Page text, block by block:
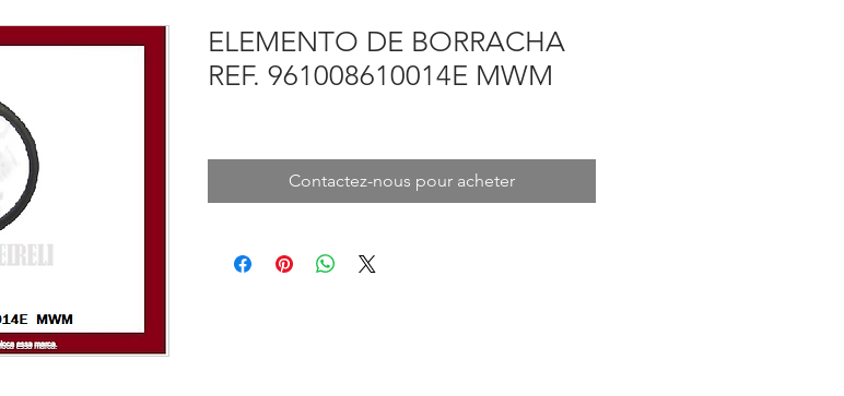
ELEMENTO DE BORRACHA
REF. 961008610014E MWM
Contactez-nous pour acheter